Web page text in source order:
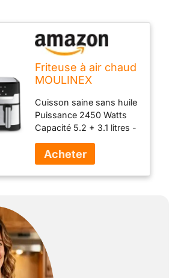
Friteuse à air chaud
MOULINEX
Cuisson saine sans huile
Puissance 2450 Watts
Capacité 5.2 + 3.1 litres -
indépendants 8
programmes
automatiques Fonction